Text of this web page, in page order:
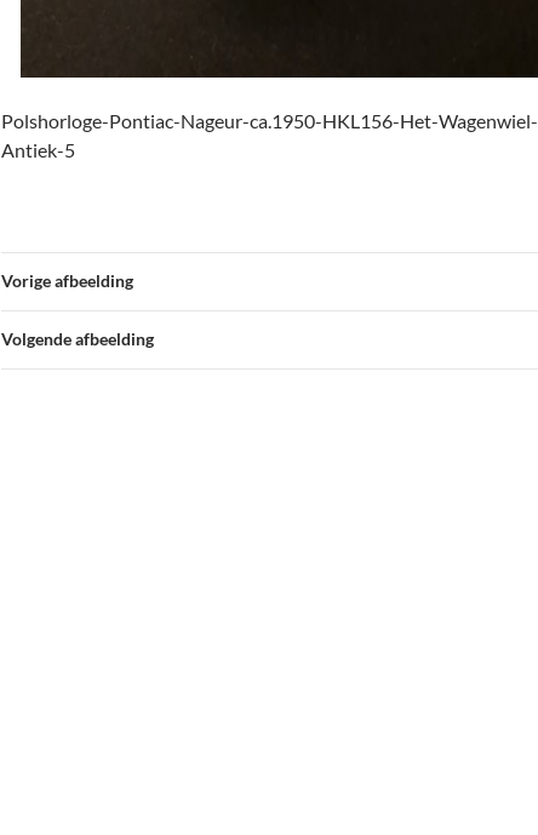
Polshorloge-Pontiac-Nageur-ca.1950-HKL156-Het-Wagenwiel-
Antiek-5
Vorige afbeelding
Volgende afbeelding